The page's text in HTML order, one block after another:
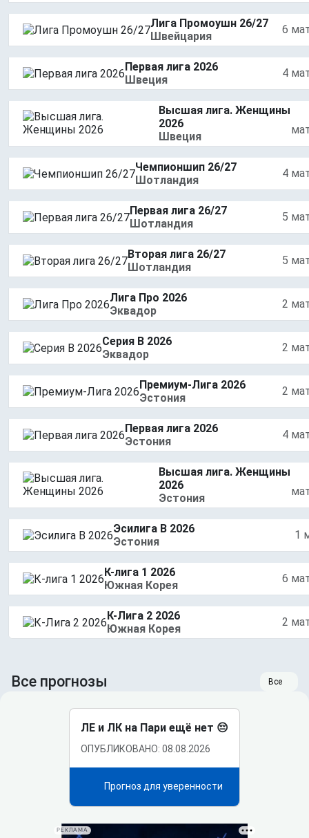
Лига Промоушн 26/27
Швейцария
6
Первая лига 2026
Швеция
4
Высшая лига. Женщины
2026
Швеция
Чемпионшип 26/27
Шотландия
4
Первая лига 26/27
Шотландия
5
Вторая лига 26/27
Шотландия
5
Лига Про 2026
Эквадор
2
Серия B 2026
Эквадор
2
Премиум-Лига 2026
Эстония
2
Первая лига 2026
Эстония
4
Высшая лига. Женщины
2026
Эстония
Эсилига B 2026
Эстония
1
К-лига 1 2026
Южная Корея
6
К-Лига 2 2026
Южная Корея
2
Все прогнозы Все
ЛЕ и ЛК на Пари ещё нет 😔
ОПУБЛИКОВАНО: 08.08.2026
Прогноз для уверенности
РЕКЛАМА